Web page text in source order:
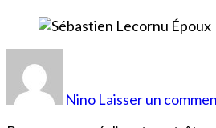
Nino Laisser un